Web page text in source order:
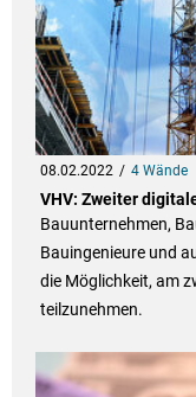
08.02.2022 4 Wände
VHV: Zweiter
Bauunternehmen,
Bauingenieure und
die Möglichkeit, am
teilzunehmen.